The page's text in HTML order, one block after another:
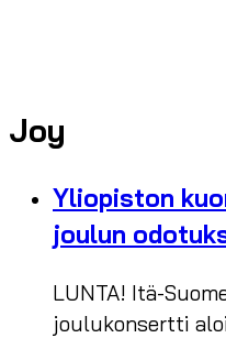
Joy
Yliopiston
joulun
LUNTA! Itä-
joulukonsertti